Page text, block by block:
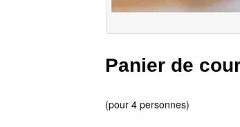
Panier de
(pour 4 personnes)